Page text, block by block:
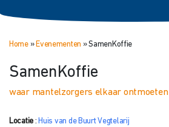
Home» Evenementen »SamenKoffie
SamenKoffie
waar mantelzorgers elkaar ontmoeten
Locatie : Huis van de Buurt Vegtelarij